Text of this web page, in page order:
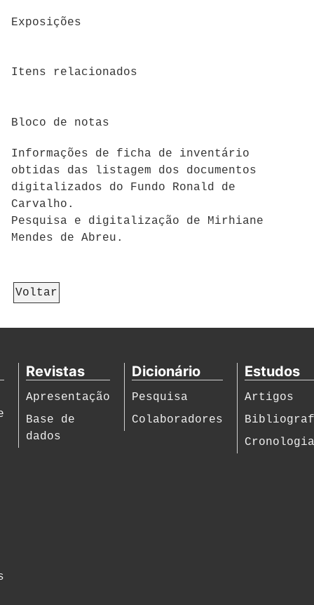
Exposições
Itens relacionados
Bloco de notas
Informações de ficha de inventário
obtidas das listagem dos documentos
digitalizados do Fundo Ronald de
Carvalho.
Pesquisa e digitalização de Mirhiane
Mendes de Abreu.
Voltar
Revistas
Apresentação
Base de
dados
Dicionário
Pesquisa
Colaboradores
Estudos
Artigos